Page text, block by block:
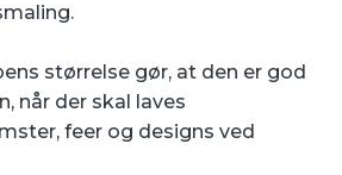
størrelse gør, at den er god
når der skal laves
feer og designs ved